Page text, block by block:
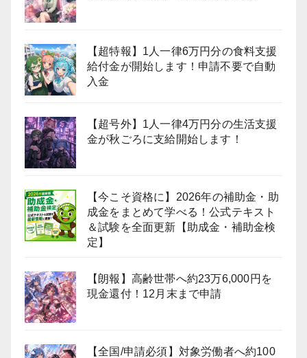
【超特報】1人一律6万円分の食料支援
給付金が開始します！申請不要で自動
入金
【超号外】1人一律4万円分の生活支援
金が秋ごろに支給開始します！
【今こそ資格に】2026年の補助金・助
成金をまとめて学べる！公式テキスト
＆試験を全面更新【助成金・補助金検
定】
【朗報】高齢世帯へ約23万6,000円を
現金還付！12月末まで申請
【全国/申請必須】対象労働者へ約100